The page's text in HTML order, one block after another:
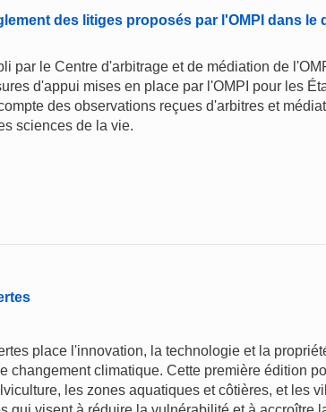
des litiges proposés par l'OMPI dans le
par le Centre d'arbitrage et de médiation de
d'appui mises en place par l'OMPI pour les
des observations reçues d'arbitres et
sciences de la vie.
place l'innovation, la technologie et la
changement climatique. Cette première édition
les zones aquatiques et côtières, et les